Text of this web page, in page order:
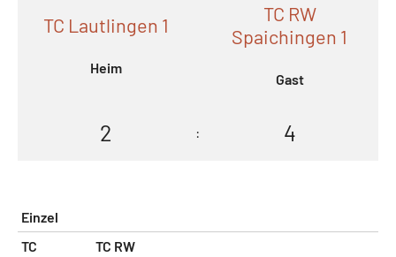
TC Lautlingen 1
Heim
TC RW
Spaichingen 1
Gast
2 : 4
Einzel
TC
TC RW